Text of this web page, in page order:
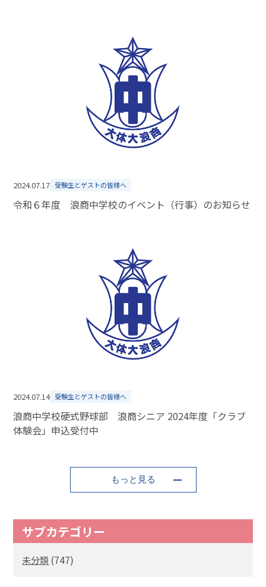
2024.07.17 受験生とゲストの皆様へ
令和６年度 浪商中学校のイベント（行事）のお知らせ
2024.07.14 受験生とゲストの皆様へ
浪商中学校硬式野球部 浪商シニア 2024年度「クラブ
体験会」申込受付中
もっと見る
サブカテゴリー
未分類 (747)